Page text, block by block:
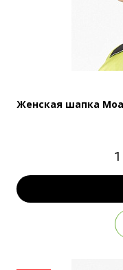
Женская шапка